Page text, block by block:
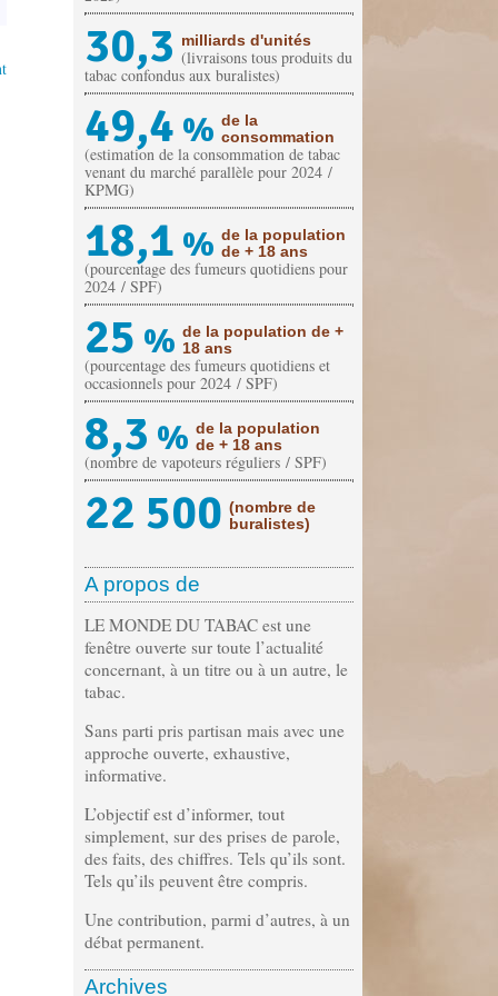
30,3 milliards d'unités
(livraisons tous produits du
tabac confondus aux buralistes)
49,4 % de la
consommation
(estimation de la consommation de tabac
venant du marché parallèle pour 2024 /
KPMG)
18,1 % de la population
de + 18 ans
(pourcentage des fumeurs quotidiens pour
2024 / SPF)
25 % de la population de +
18 ans
(pourcentage des fumeurs quotidiens et
occasionnels pour 2024 / SPF)
8,3 % de la population
de + 18 ans
(nombre de vapoteurs réguliers / SPF)
22 500 (nombre de
buralistes)
A propos de
LE MONDE DU TABAC est une
fenêtre ouverte sur toute l’actualité
concernant, à un titre ou à un autre, le
tabac.
Sans parti pris partisan mais avec une
approche ouverte, exhaustive,
informative.
L’objectif est d’informer, tout
simplement, sur des prises de parole,
des faits, des chiffres. Tels qu’ils sont.
Tels qu’ils peuvent être compris.
Une contribution, parmi d’autres, à un
débat permanent.
Archives